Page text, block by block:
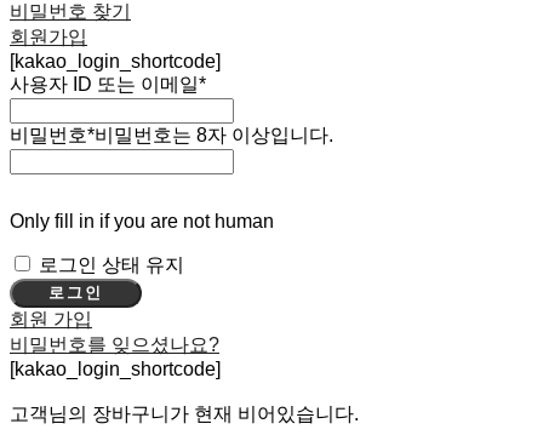
비밀번호 찾기
회원가입
[kakao_login_shortcode]
사용자 ID 또는 이메일*
비밀번호*비밀번호는 8자 이상입니다.
Only fill in if you are not human
로그인 상태 유지
회원 가입
비밀번호를 잊으셨나요?
[kakao_login_shortcode]
고객님의 장바구니가 현재 비어있습니다.